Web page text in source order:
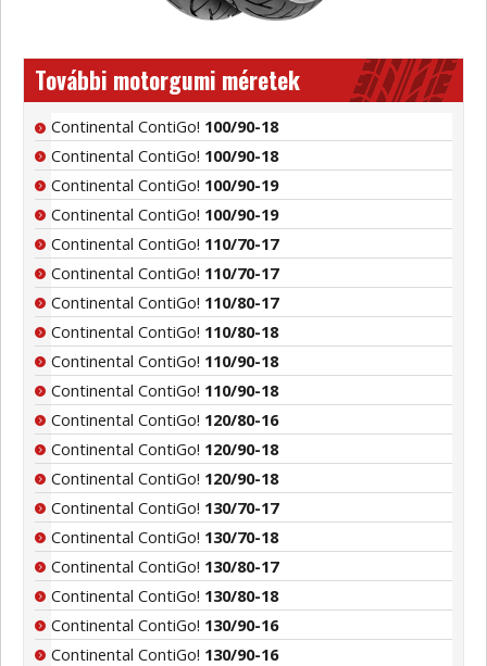
További motorgumi méretek
Continental ContiGo! 100/90-18
Continental ContiGo! 100/90-18
Continental ContiGo! 100/90-19
Continental ContiGo! 100/90-19
Continental ContiGo! 110/70-17
Continental ContiGo! 110/70-17
Continental ContiGo! 110/80-17
Continental ContiGo! 110/80-18
Continental ContiGo! 110/90-18
Continental ContiGo! 110/90-18
Continental ContiGo! 120/80-16
Continental ContiGo! 120/90-18
Continental ContiGo! 120/90-18
Continental ContiGo! 130/70-17
Continental ContiGo! 130/70-18
Continental ContiGo! 130/80-17
Continental ContiGo! 130/80-18
Continental ContiGo! 130/90-16
Continental ContiGo! 130/90-16